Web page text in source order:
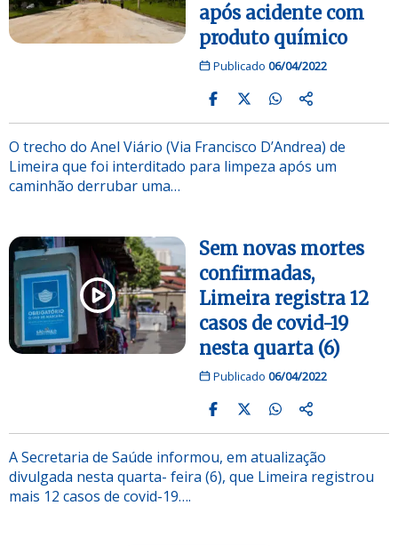
após acidente com
produto químico
Publicado 06/04/2022
O trecho do Anel Viário (Via Francisco D’Andrea) de
Limeira que foi interditado para limpeza após um
caminhão derrubar uma…
Sem novas mortes
confirmadas,
Limeira registra 12
casos de covid-19
nesta quarta (6)
Publicado 06/04/2022
A Secretaria de Saúde informou, em atualização
divulgada nesta quarta- feira (6), que Limeira registrou
mais 12 casos de covid-19….